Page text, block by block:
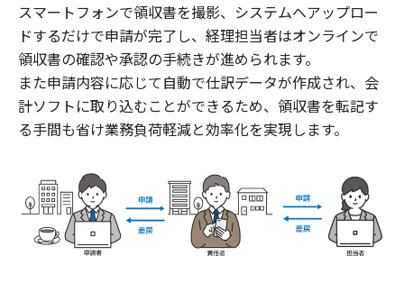
スマートフォンで領収書を撮影、システムへアップロー
ドするだけで申請が完了し、経理担当者はオンラインで
領収書の確認や承認の手続きが進められます。
また申請内容に応じて自動で仕訳データが作成され、会
計ソフトに取り込むことができるため、領収書を転記す
る手間も省け業務負荷軽減と効率化を実現します。